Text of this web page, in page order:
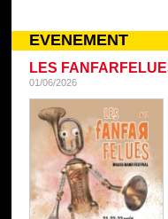
EVENEMENT
LES
01/06/2026